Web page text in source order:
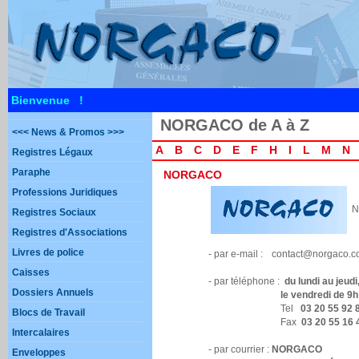
Bienvenue !
<<< News & Promos >>>
Registres Légaux
Paraphe
Professions Juridiques
Registres Sociaux
Registres d'Associations
Livres de police
Caisses
Dossiers Annuels
Blocs de Travail
Intercalaires
Enveloppes
NORGACO de A à Z
A B C D E F H I L M
N
NORGACO
- par e-mail :
- par téléphone : du lundi au
le vendredi de 9h à
Tel 03 20 55 92
Fax 03 20 55 16
- par courrier : NORGACO